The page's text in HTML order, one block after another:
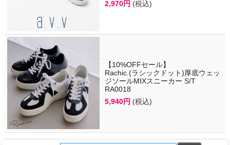
2,970円 (税込)
【10%OFFセール】
Rachic.(ラシックドット)厚底ウェッ
ジソールMIXスニーカー S/T
RA0018
5,940円 (税込)